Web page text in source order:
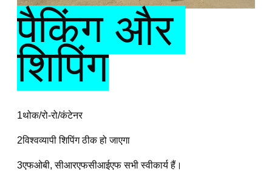
पैकिंग और
शिपिंग
1थोक/रो-रो/कंटेनर
2विश्वव्यापी शिपिंग ठीक हो जाएगा
3एफओबी, सीआरएफसीआईएफ सभी स्वीकार्य हैं।